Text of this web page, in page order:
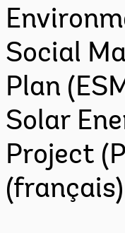
Social
Plan
Solar
Project
(français)